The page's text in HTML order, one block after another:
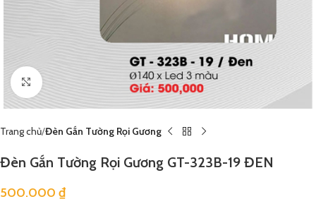
Click to enlarge
Trang chủ Đèn Gắn Tường Rọi Gương
Đèn Gắn Tường Rọi Gương GT-323B-19 ĐEN
500.000 ₫